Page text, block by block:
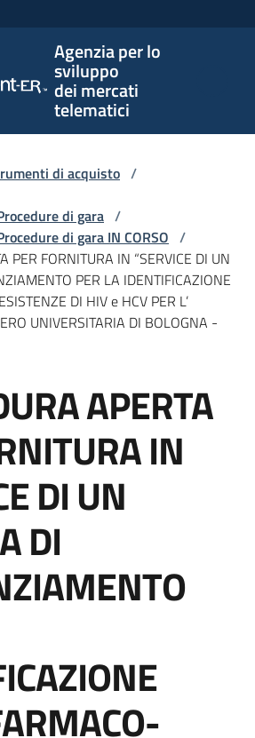
Agenzia per lo
sviluppo
dei mercati
telematici
lo
sviluppo
di acquisto /
di gara /
di gara IN CORSO /
PER FORNITURA IN “SERVICE DI UN
PER LA IDENTIFICAZIONE
DI HIV e HCV PER L’
UNIVERSITARIA DI BOLOGNA -
APERTA
IN
DI UN
DI